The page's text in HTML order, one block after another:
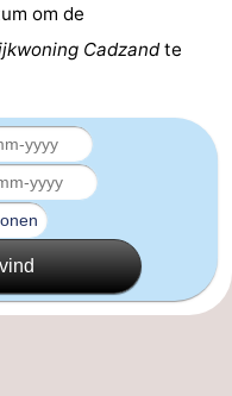
om de
Cadzandte